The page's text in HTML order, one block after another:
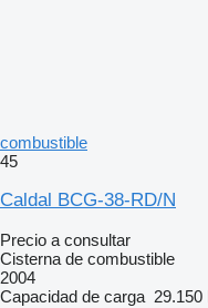
combustible
45
Caldal BCG-38-RD/N
Precio a consultar
Cisterna de combustible
2004
Capacidad de carga 29.150